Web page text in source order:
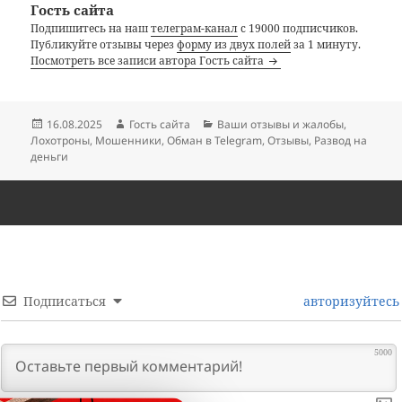
Гость сайта
Подпишитесь на наштелеграм-каналс 19000 подписчиков.
Публикуйте отзывы черезформу из двух полейза 1 минуту.
Посмотреть все записи автора Гость сайта
Опубликовано
16.08.2025 Автор
Гость сайта Рубрики
Ваши отзывы и жалобы,
Лохотроны, Мошенники,Обман в Telegram,Отзывы, Развод на
деньги
Подписаться авторизуйтесь
5000